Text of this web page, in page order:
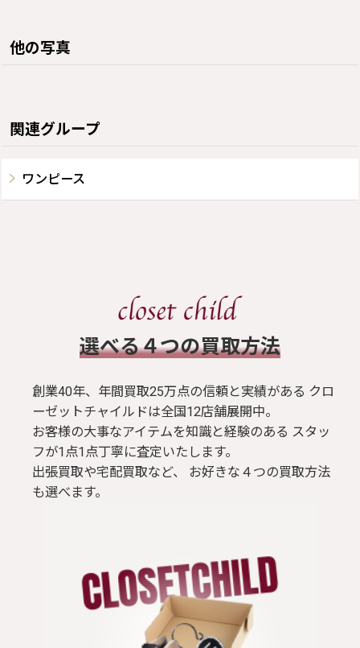
他の写真
関連グループ
ワンピース
​選べる４つの買取方法
創業40年、年間買取25万点の信頼と実績がある クロ
ーゼットチャイルドは全国12店舗展開中。
お客様の大事なアイテムを知識と経験のある スタッ
フが1点1点丁寧に査定いたします。
出張買取や宅配買取など、 お好きな４つの買取方法
も選べます。